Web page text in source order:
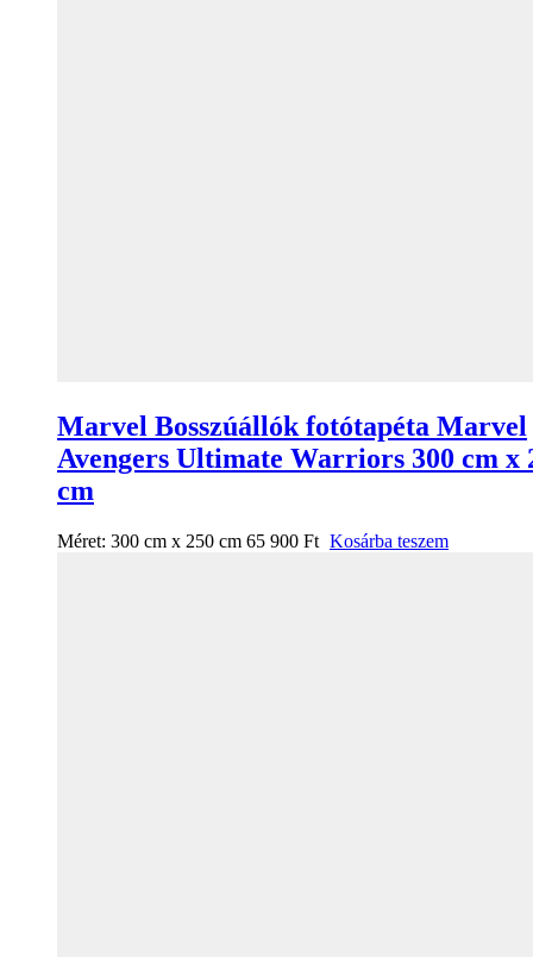
Marvel Bosszúállók fotótapéta Marvel
Avengers Ultimate Warriors 300 cm x
cm
Méret: 300 cm x 250 cm 65 900 Ft Kosárba teszem